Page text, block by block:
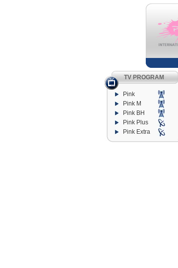
TV PROGRAM
Pink
Pink M
Pink BH
Pink Plus
Pink Extra